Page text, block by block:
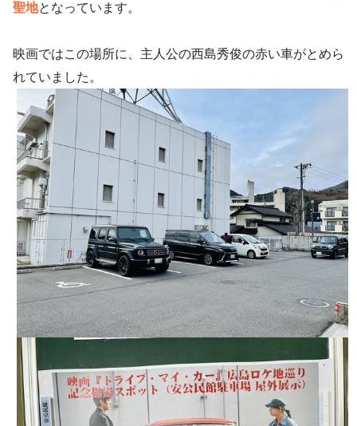
聖地となっています。
映画ではこの場所に、主人公の西島秀俊の赤い車がとめら
れていました。